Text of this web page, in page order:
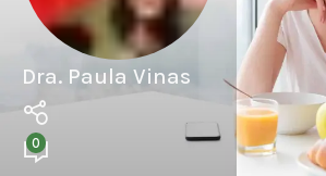
Dra. Paula Vinas
0